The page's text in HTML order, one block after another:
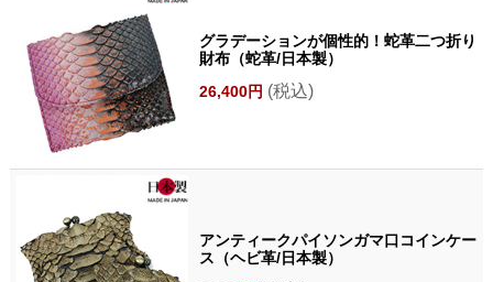
グラデーションが個性的！蛇革二つ折り
財布（蛇革/日本製）
26,400円 (税込)
アンティークパイソンガマ口コインケー
ス（ヘビ革/日本製）